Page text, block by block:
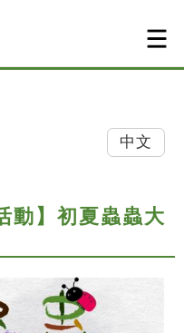
中文
動】初夏蟲蟲大